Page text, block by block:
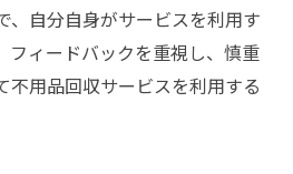
、自分自身がサービスを利用す
フィードバックを重視し、慎重
不用品回収サービスを利用する